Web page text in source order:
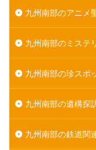
九州南部のアニ
九州南部のミステ
九州南部の珍ス
九州南部の遺構
九州南部の鉄道